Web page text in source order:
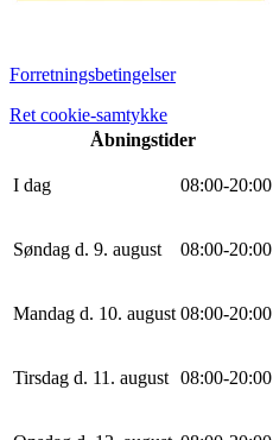
Forretningsbetingelser
Ret cookie-samtykke
Åbningstider
I dag 08:00-20:00
Søndag d. 9. august 08:00-20:00
Mandag d. 10. august 08:00-20:00
Tirsdag d. 11. august 08:00-20:00